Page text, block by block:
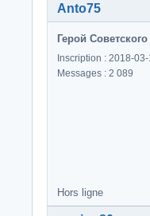
Anto75
Герой
Inscription : 2018-
Messages : 2 089
Hors ligne